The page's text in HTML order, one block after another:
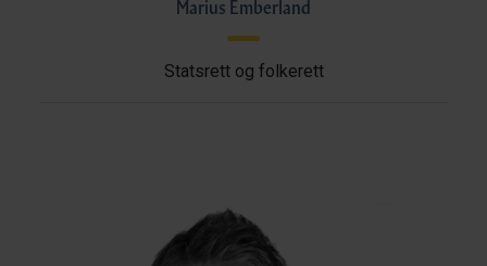
Marius Emberland
Statsrett og folkerett